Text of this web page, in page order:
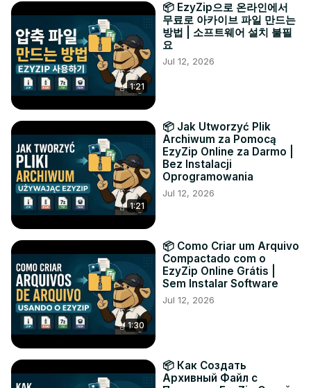
1:21
📦 EzyZip으로 온라인에서
무료로 아카이브 파일 만드는
방법 | 소프트웨어 설치 불필
요
Jul 12, 2026
1:21
📦 Jak Utworzyć Plik
Archiwum za Pomocą
EzyZip Online za Darmo |
Bez Instalacji
Oprogramowania
Jul 12, 2026
1:30
📦 Como Criar um Arquivo
Compactado com o
EzyZip Online Grátis |
Sem Instalar Software
Jul 12, 2026
📦 Как Создать
Архивный Файл с